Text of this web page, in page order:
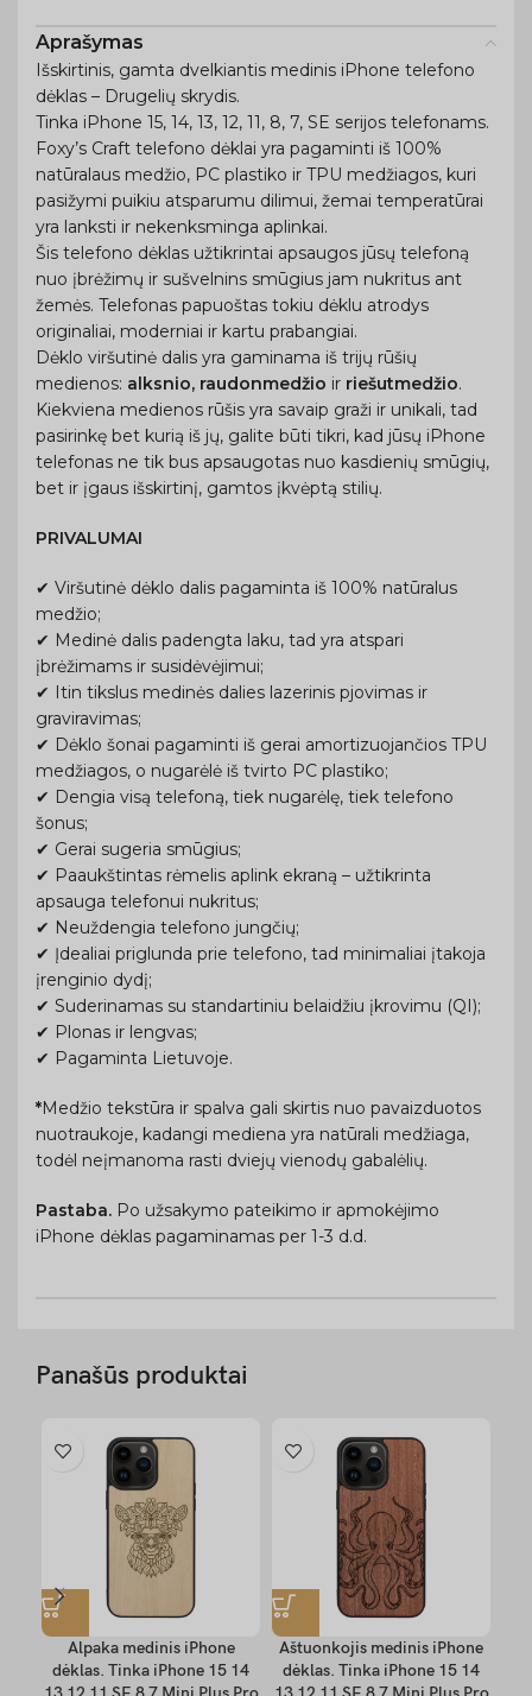
Aprašymas
Išskirtinis, gamta dvelkiantis medinis iPhone telefono
dėklas – Drugelių skrydis.
Tinka iPhone 15, 14, 13, 12, 11, 8, 7, SE serijos telefonams.
Foxy’s Craft telefono dėklai yra pagaminti iš 100%
natūralaus medžio, PC plastiko ir TPU medžiagos, kuri
pasižymi puikiu atsparumu dilimui, žemai temperatūrai
yra lanksti ir nekenksminga aplinkai.
Šis telefono dėklas užtikrintai apsaugos jūsų telefoną
nuo įbrėžimų ir sušvelnins smūgius jam nukritus ant
žemės. Telefonas papuoštas tokiu dėklu atrodys
originaliai, moderniai ir kartu prabangiai.
Dėklo viršutinė dalis yra gaminama iš trijų rūšių
medienos: alksnio, raudonmedžio ir riešutmedžio.
Kiekviena medienos rūšis yra savaip graži ir unikali, tad
pasirinkę bet kurią iš jų, galite būti tikri, kad jūsų iPhone
telefonas ne tik bus apsaugotas nuo kasdienių smūgių,
bet ir įgaus išskirtinį, gamtos įkvėptą stilių.
PRIVALUMAI
✔ Viršutinė dėklo dalis pagaminta iš 100% natūralus
medžio;
✔ Medinė dalis padengta laku, tad yra atspari
įbrėžimams ir susidėvėjimui;
✔ Itin tikslus medinės dalies lazerinis pjovimas ir
graviravimas;
✔ Dėklo šonai pagaminti iš gerai amortizuojančios TPU
medžiagos, o nugarėlė iš tvirto PC plastiko;
✔ Dengia visą telefoną, tiek nugarėlę, tiek telefono
šonus;
✔ Gerai sugeria smūgius;
✔ Paaukštintas rėmelis aplink ekraną – užtikrinta
apsauga telefonui nukritus;
✔ Neuždengia telefono jungčių;
✔ Įdealiai priglunda prie telefono, tad minimaliai įtakoja
įrenginio dydį;
✔ Suderinamas su standartiniu belaidžiu įkrovimu (QI);
✔ Plonas ir lengvas;
✔ Pagaminta Lietuvoje.
*Medžio tekstūra ir spalva gali skirtis nuo pavaizduotos
nuotraukoje, kadangi mediena yra natūrali medžiaga,
todėl neįmanoma rasti dviejų vienodų gabalėlių.
Pastaba. Po užsakymo pateikimo ir apmokėjimo
iPhone dėklas pagaminamas per 1-3 d.d.
Panašūs produktai
Alpaka medinis iPhone
dėklas. Tinka iPhone 15 14
Aštuonkojis medinis iPhone
dėklas. Tinka iPhone 15 14